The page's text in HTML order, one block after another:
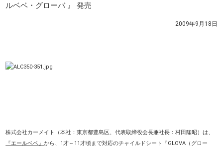
ルベベ・グローバ 』 発売
2009年9月18日
株式会社カーメイト（本社：東京都豊島区、代表取締役会長兼社長：村田隆昭）は、
『エールベベ』から、1才～11才頃まで対応のチャイルドシート『GLOVA（グロー